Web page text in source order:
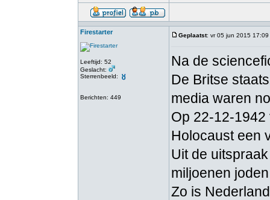
Firestarter
Leeftijd: 52
Geslacht:
Sterrenbeeld:
Berichten: 449
Geplaatst: vr 05 jun 2015 17:09
Na de
De Britse
media waren
Op 22-12-
Holocaust
Uit de
miljoenen
Zo is